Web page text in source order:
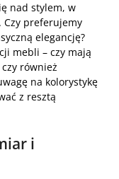
nad stylem, w
Czy preferujemy
elegancję?
mebli – czy mają
również
na kolorystykę
z resztą
i